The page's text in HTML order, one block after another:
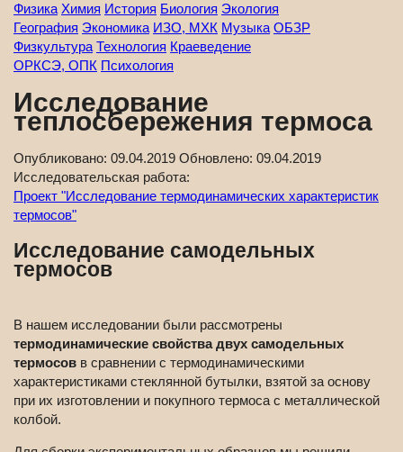
Физика Химия История Биология Экология
География Экономика ИЗО, МХК Музыка ОБЗР
Физкультура Технология Краеведение
ОРКСЭ, ОПК Психология
Исследование
теплосбережения термоса
Опубликовано: 09.04.2019 Обновлено: 09.04.2019
Исследовательская работа:
Проект "Исследование термодинамических характеристик
термосов"
Исследование самодельных
термосов
В нашем исследовании были рассмотрены
термодинамические свойства двух самодельных
термосов в сравнении с термодинамическими
характеристиками стеклянной бутылки, взятой за основу
при их изготовлении и покупного термоса с металлической
колбой.